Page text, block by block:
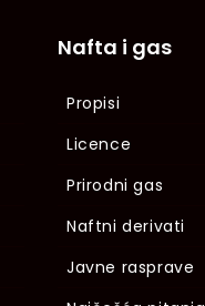
Nafta i gas
Propisi
Licence
Prirodni gas
Naftni derivati
Javne rasprave